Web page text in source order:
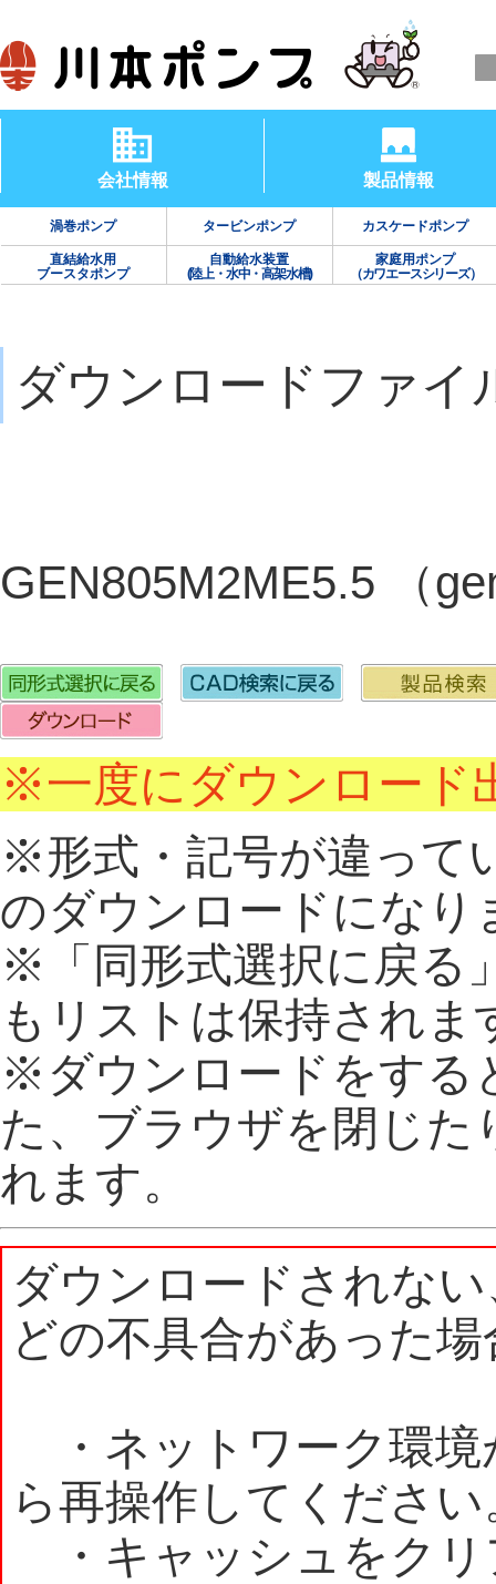
会社情報 製品情報
渦巻ポンプ タービンポンプ カスケードポンプ
直結給水用
ブースタポンプ
自動給水装置
(陸上・水中・高架水槽)
家庭用ポンプ
（カワエースシリーズ）
ダウンロードファイ
GEN805M2ME5.5 （
※一度にダウンロード
※形式・記号が違って
のダウンロードになり
※「同形式選択に戻る
もリストは保持されま
※ダウンロードをする
た、ブラウザを閉じた
れます。
ダウンロードされな
どの不具合があった
・ネットワーク環境
ら再操作してください
・キャッシュをクリ